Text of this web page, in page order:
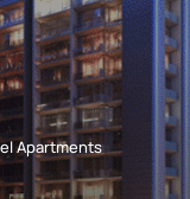
Apartments